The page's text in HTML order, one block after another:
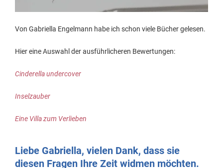
Von Gabriella Engelmann habe ich schon viele Bücher gelesen.
Hier eine Auswahl der ausführlicheren Bewertungen:
Cinderella undercover
Inselzauber
Eine Villa zum Verlieben
Liebe Gabriella, vielen Dank, dass sie
diesen Fragen Ihre Zeit widmen möchten.